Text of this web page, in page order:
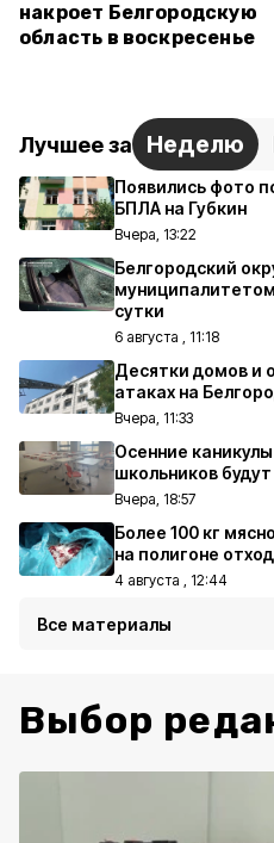
накроет Белгородскую
область в воскресенье
Лучшее за Неделю
Появились фото
БПЛА на Губкин
Вчера, 13:22
Белгородский
сутки
6 августа , 11:18
Десятки домов и
атаках на
Вчера, 11:33
Осенние
школьников
Вчера, 18:57
Более 100 кг
на полигоне
4 августа , 12:44
Все материалы
Выбор